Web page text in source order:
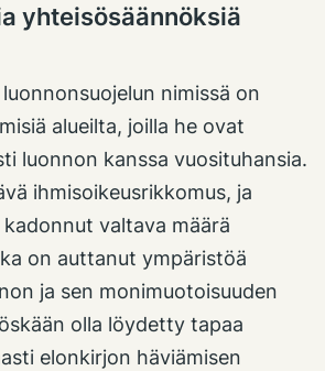
yhteisösäännöksiä
nimissä on
alueilta, joilla he ovat
luonnon kanssa vuosituhansia.
ihmisoikeusrikkomus, ja
valtava määrä
on auttanut ympäristöä
ja sen monimuotoisuuden
olla löydetty tapaa
elonkirjon häviämisen